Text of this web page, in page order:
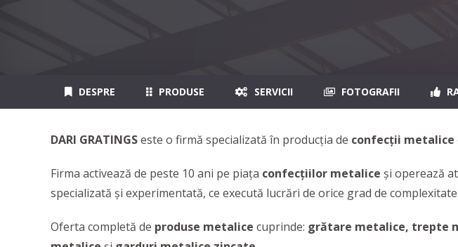
DESPRE PRODUSE SERVICII FOTOGRAFII
DARI GRATINGSeste o firmă specializată în producția de confecții metalice
Firma activează de peste 10 ani pe piața confecțiilor metalice și operează
specializată și experimentată, ce execută lucrări de orice grad de complexitate.
Oferta completă de produse metalice cuprinde: grătare metalice, trepte